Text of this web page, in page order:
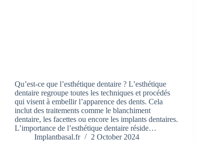
Qu’est-ce que l’esthétique dentaire ? L’esthétique
dentaire regroupe toutes les techniques et procédés
qui visent à embellir l’apparence des dents. Cela
inclut des traitements comme le blanchiment
dentaire, les facettes ou encore les implants dentaires.
L’importance de l’esthétique dentaire réside…
Implantbasal.fr
2 October 2024